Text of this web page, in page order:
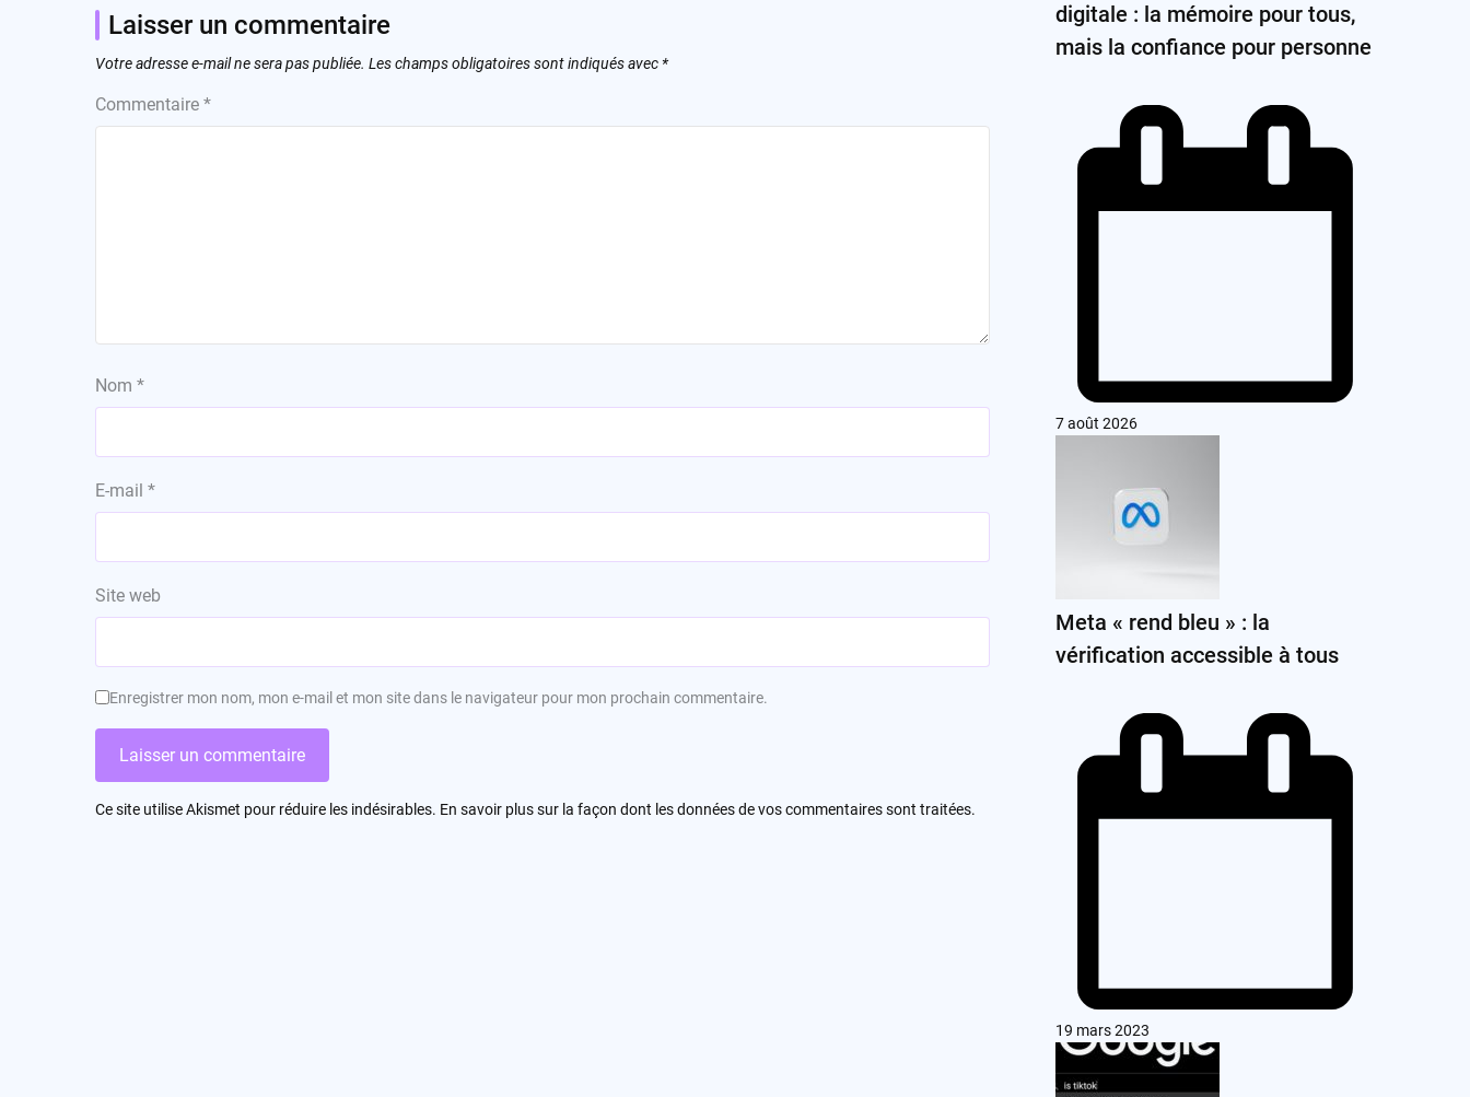
Laisser un commentaire
Votre adresse e-mail ne sera pas publiée. Les champs obligatoires sont indiqués avec *
Commentaire *
Nom *
E-mail *
Site web
Enregistrer mon nom, mon e-mail et mon site dans le navigateur pour mon prochain commentaire.
Ce site utilise Akismet pour réduire les indésirables. En savoir plus sur la façon dont les données de vos commentaires sont traitées.
digitale : la mémoire pour tous,
mais la confiance pour personne
7 août 2026
Meta « rend bleu » : la
vérification accessible à tous
19 mars 2023